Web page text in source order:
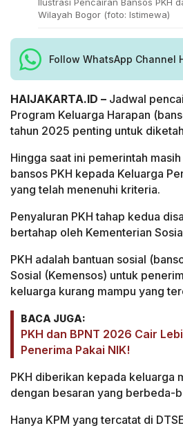
Ilustrasi Pencairan Bansos PKH
Wilayah Bogor (foto: Istimewa)
Follow WhatsApp Channel
HAIJAKARTA.ID – Jadwal
Program Keluarga Harapan
tahun 2025 penting untuk
Hingga saat ini pemerintah
bansos PKH kepada Keluarga
yang telah menenuhi kriteria.
Penyaluran PKH tahap kedua
bertahap oleh Kementerian
PKH adalah bantuan sosial
Sosial (Kemensos) untuk
keluarga kurang mampu yang
BACA JUGA:
PKH dan BPNT 2026 Cair
Penerima Pakai NIK!
PKH diberikan kepada keluarga
dengan besaran yang berbeda-
Hanya KPM yang tercatat di